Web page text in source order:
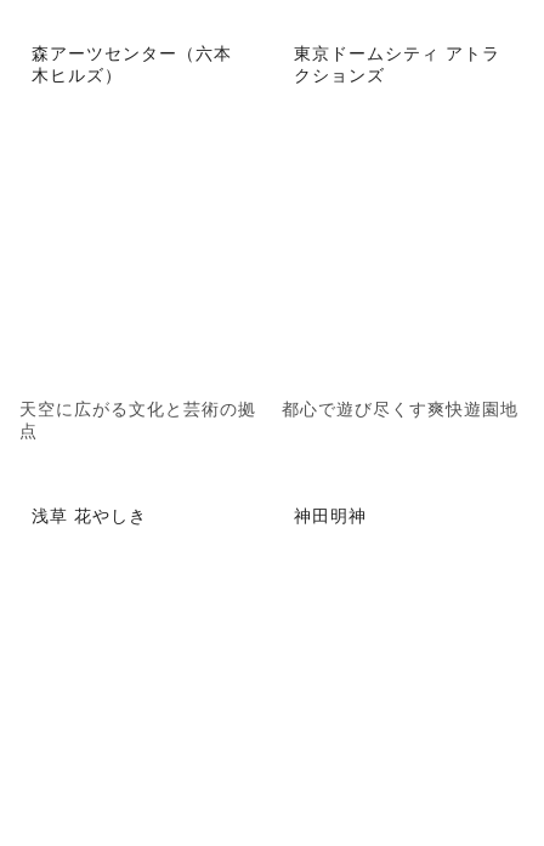
森アーツセンター（六本
木ヒルズ）
天空に広がる文化と芸術の拠
点
東京ドームシティ アトラ
クションズ
都心で遊び尽くす爽快遊園地
浅草 花やしき 神田明神